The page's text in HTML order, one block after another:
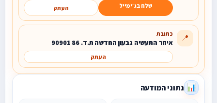
שלח בג׳ימייל העתק
📍 כתובת
איזור התעשיה גבעון החדשה ת.ד. 86 90901
העתק
📊 נתוני המודעה